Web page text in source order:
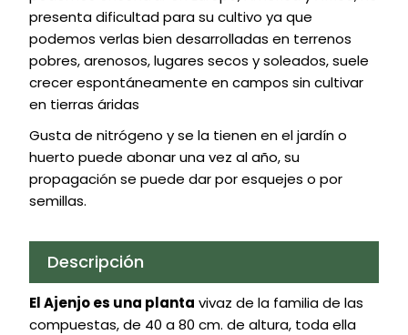
presenta dificultad para su cultivo ya que
podemos verlas bien desarrolladas en terrenos
pobres, arenosos, lugares secos y soleados, suele
crecer espontáneamente en campos sin cultivar
en tierras áridas
Gusta de nitrógeno y se la tienen en el jardín o
huerto puede abonar una vez al año, su
propagación se puede dar por esquejes o por
semillas.
Descripción
El Ajenjo es una planta vivaz de la familia de las
compuestas, de 40 a 80 cm. de altura, toda ella